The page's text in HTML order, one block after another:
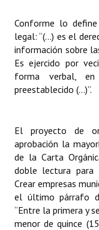
Huéspedes de
Antiguos
Reconocimientos -
Entrega de
REFORMA DE LA
Conforme lo
legal: “(...) es el
información sobre
Es ejercido por
forma verbal,
preestablecido (...)”.
El proyecto de
aprobación la
de la Carta
doble lectura para
Crear empresas
el último párrafo
“Entre la primera y
menor de quince